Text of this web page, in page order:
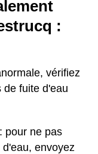
:
vérifiez
de fuite d'eau
pour ne pas
envoyez